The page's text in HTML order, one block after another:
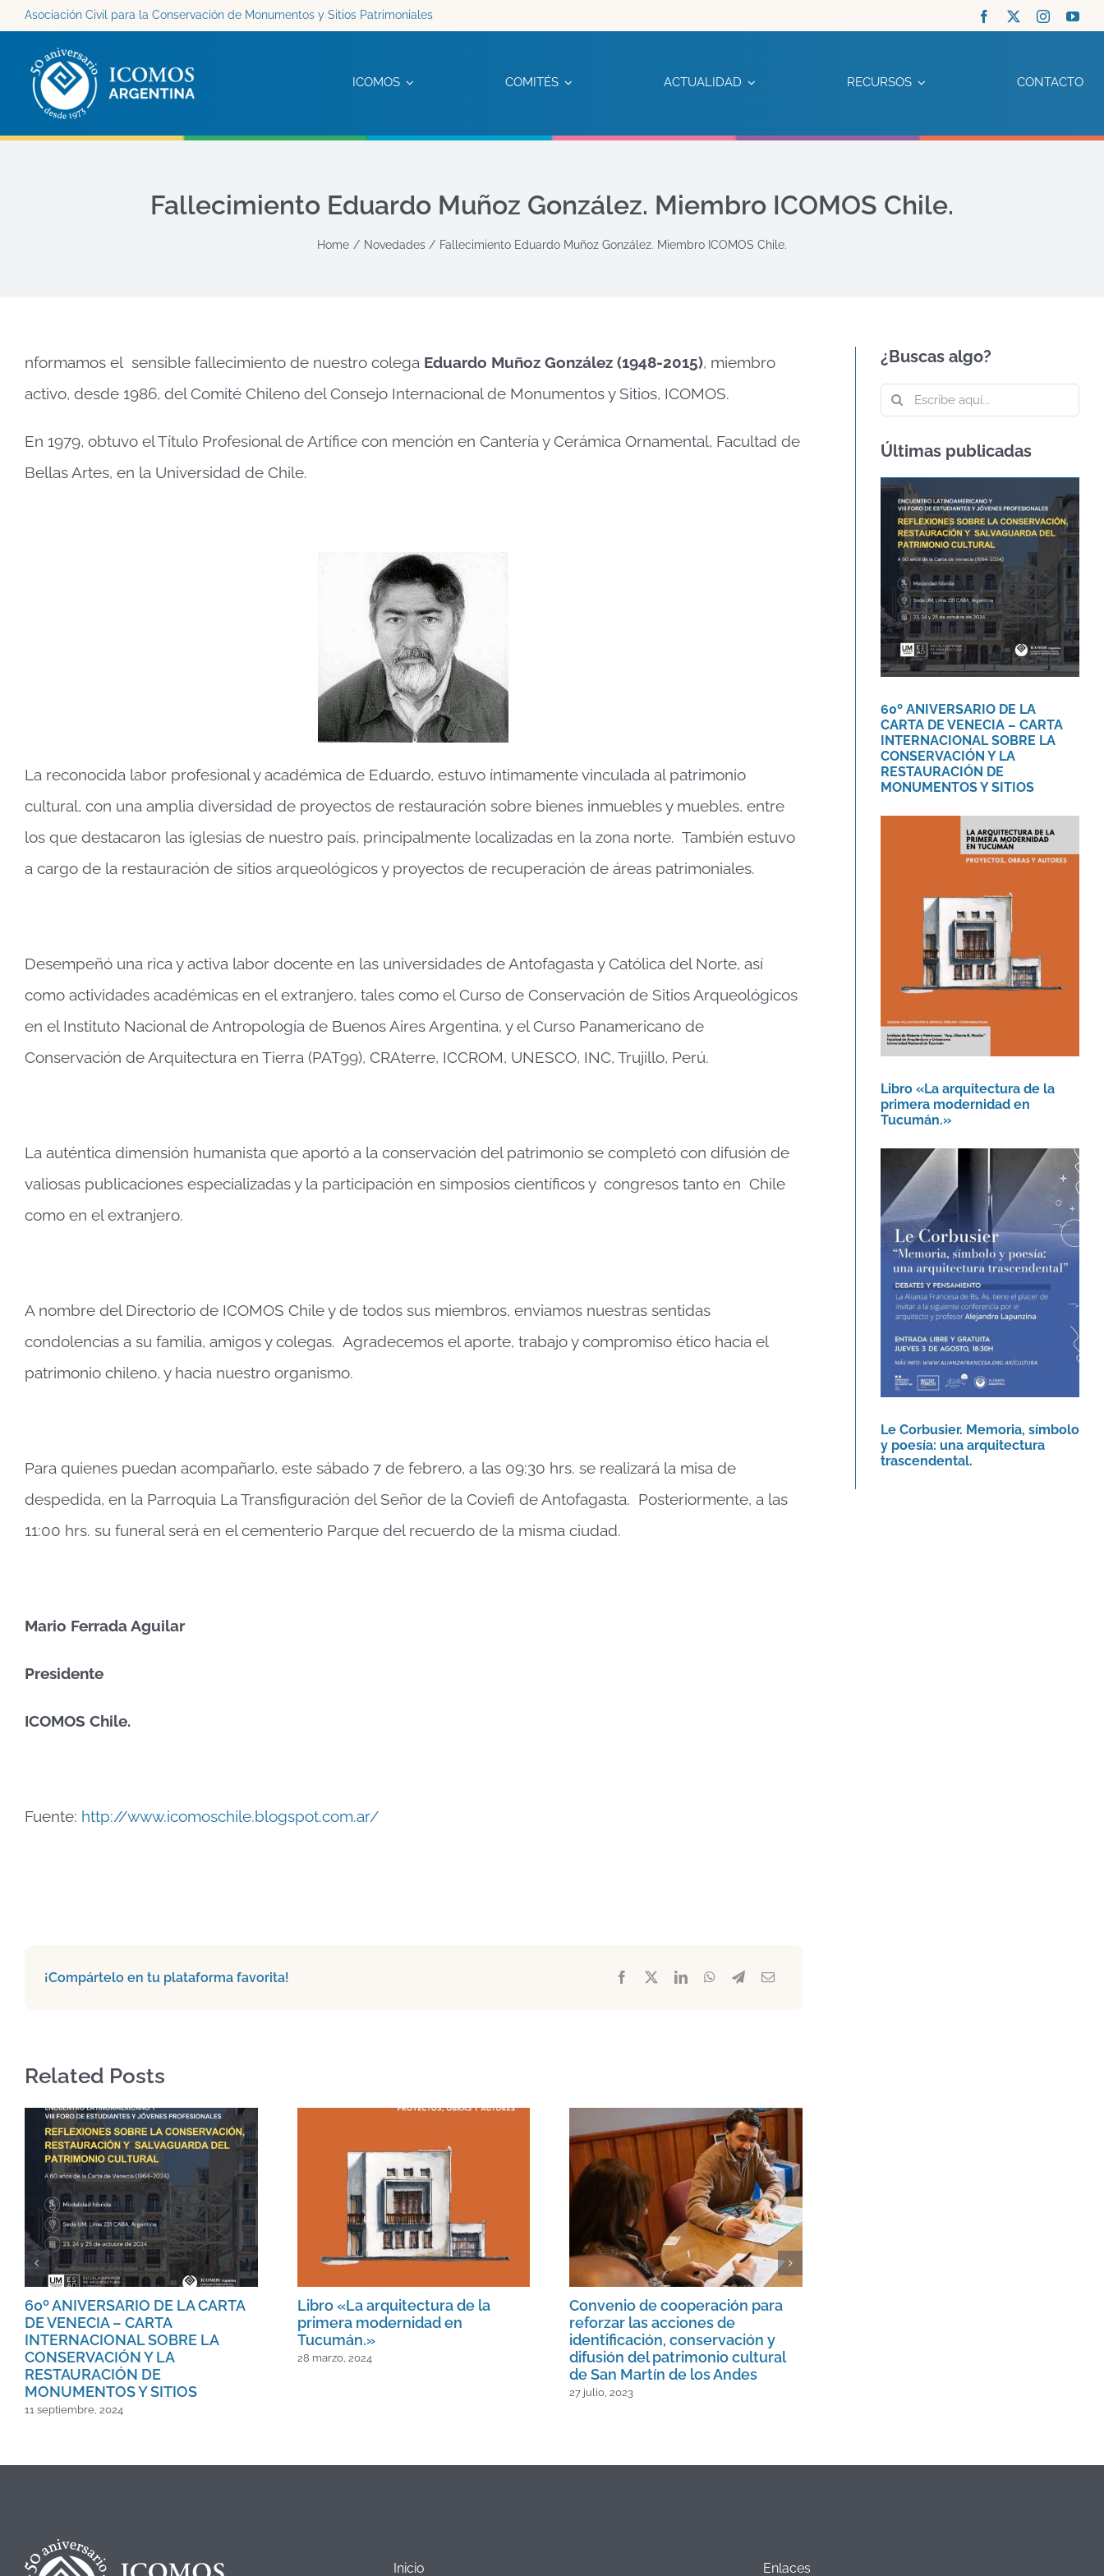
Saltar
contenido
Asociación Civil para la Conservación de Monumentos y Sitios Patrimoniales
ICOMOS COMITÉS ACTUALIDAD RECURSOS CONTACTO
Fallecimiento Eduardo Muñoz González. Miembro ICOMOS Chile.
Home Novedades Fallecimiento Eduardo Muñoz González. Miembro ICOMOS Chile.
nformamos el sensible fallecimiento de nuestro colega Eduardo Muñoz González (1948-2015), miembro
activo, desde 1986, del Comité Chileno del Consejo Internacional de Monumentos y Sitios, ICOMOS.
En 1979, obtuvo el Título Profesional de Artífice con mención en Cantería y Cerámica Ornamental, Facultad de
Bellas Artes, en la Universidad de Chile.
La reconocida labor profesional y académica de Eduardo, estuvo íntimamente vinculada al patrimonio
cultural, con una amplia diversidad de proyectos de restauración sobre bienes inmuebles y muebles, entre
los que destacaron las iglesias de nuestro país, principalmente localizadas en la zona norte. También estuvo
a cargo de la restauración de sitios arqueológicos y proyectos de recuperación de áreas patrimoniales.
Desempeñó una rica y activa labor docente en las universidades de Antofagasta y Católica del Norte, así
como actividades académicas en el extranjero, tales como el Curso de Conservación de Sitios Arqueológicos
en el Instituto Nacional de Antropología de Buenos Aires Argentina, y el Curso Panamericano de
Conservación de Arquitectura en Tierra (PAT99), CRAterre, ICCROM, UNESCO, INC, Trujillo, Perú.
La auténtica dimensión humanista que aportó a la conservación del patrimonio se completó con difusión de
valiosas publicaciones especializadas y la participación en simposios científicos y congresos tanto en Chile
como en el extranjero.
A nombre del Directorio de ICOMOS Chile y de todos sus miembros, enviamos nuestras sentidas
condolencias a su familia, amigos y colegas. Agradecemos el aporte, trabajo y compromiso ético hacia el
patrimonio chileno, y hacia nuestro organismo.
Para quienes puedan acompañarlo, este sábado 7 de febrero, a las 09:30 hrs. se realizará la misa de
despedida, en la Parroquia La Transfiguración del Señor de la Coviefi de Antofagasta. Posteriormente, a las
11:00 hrs. su funeral será en el cementerio Parque del recuerdo de la misma ciudad.
Mario Ferrada Aguilar
Presidente
ICOMOS Chile.
Fuente: http://www.icomoschile.blogspot.com.ar/
¡Compártelo en tu plataforma favorita!
Related Posts
60º ANIVERSARIO DE LA CARTA
DE VENECIA – CARTA
INTERNACIONAL SOBRE LA
CONSERVACIÓN Y LA
RESTAURACIÓN DE
MONUMENTOS Y SITIOS
11 septiembre, 2024
Libro «La arquitectura de la
primera modernidad en
Tucumán.»
28 marzo, 2024
Convenio de cooperación para
reforzar las acciones de
identificación, conservación y
difusión del patrimonio cultural
de San Martín de los Andes
27 julio, 2023
¿Buscas algo?
Buscar:
Últimas publicadas
60º ANIVERSARIO DE
LA CARTA DE VENECIA
– CARTA
INTERNACIONAL
SOBRE LA
CONSERVACIÓN Y LA
RESTAURACIÓN DE
MONUMENTOS Y
SITIOS
Agenda Novedades
60º ANIVERSARIO DE LA
CARTA DE VENECIA – CARTA
INTERNACIONAL SOBRE LA
CONSERVACIÓN Y LA
RESTAURACIÓN DE
MONUMENTOS Y SITIOS
Libro «La arquitectura
de la primera
modernidad en
Tucumán.»
Novedades
Libro «La arquitectura de la
primera modernidad en
Tucumán.»
Le Corbusier. Memoria,
símbolo y poesía: una
arquitectura
trascendental.
Agenda
Le Corbusier. Memoria, símbolo
y poesía: una arquitectura
trascendental.
Inicio Enlaces